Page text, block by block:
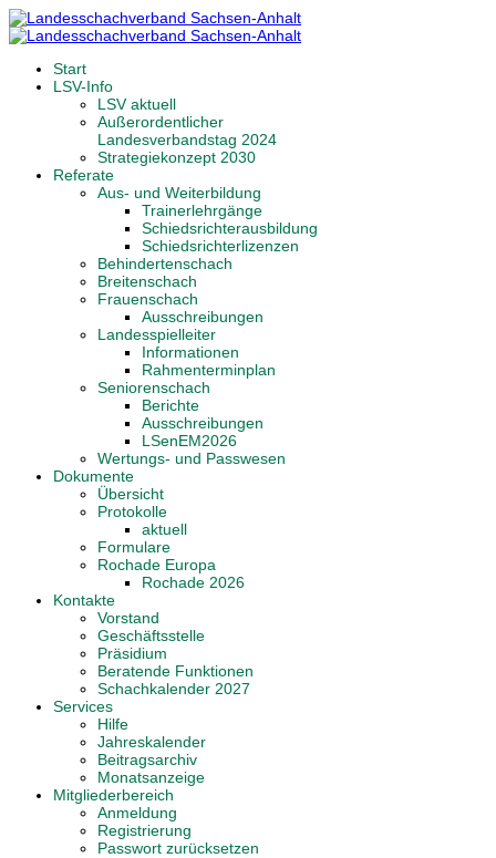
Start
LSV-Info
LSV aktuell
Außerordentlicher
Landesverbandstag 2024
Strategiekonzept 2030
Referate
Aus- und Weiterbildung
Trainerlehrgänge
Schiedsrichterausbildung
Schiedsrichterlizenzen
Behindertenschach
Breitenschach
Frauenschach
Ausschreibungen
Landesspielleiter
Informationen
Rahmenterminplan
Seniorenschach
Berichte
Ausschreibungen
LSenEM2026
Wertungs- und Passwesen
Dokumente
Übersicht
Protokolle
aktuell
Formulare
Rochade Europa
Rochade 2026
Kontakte
Vorstand
Geschäftsstelle
Präsidium
Beratende Funktionen
Schachkalender 2027
Services
Hilfe
Jahreskalender
Beitragsarchiv
Monatsanzeige
Mitgliederbereich
Anmeldung
Registrierung
Passwort zurücksetzen